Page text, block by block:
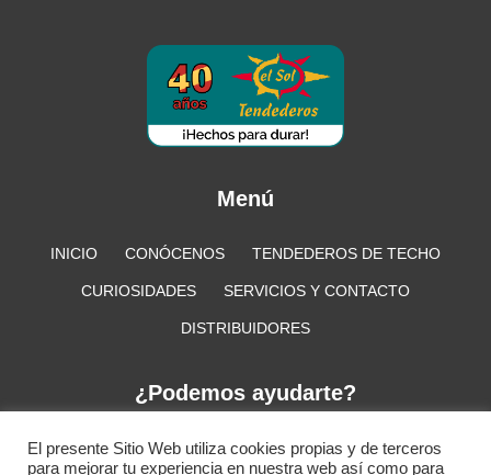
Menú
INICIO CONÓCENOS TENDEDEROS DE TECHO
CURIOSIDADES SERVICIOS Y CONTACTO
DISTRIBUIDORES
¿Podemos ayudarte?
+34 917 218 949 info@tendederoselsol.com
El presente Sitio Web utiliza cookies propias y de terceros
para mejorar tu experiencia en nuestra web así como para